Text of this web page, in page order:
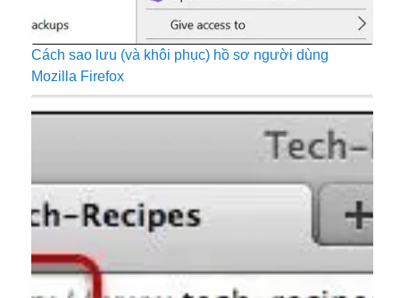
Cách sao lưu (và khôi phục) hồ sơ người dùng
Mozilla Firefox